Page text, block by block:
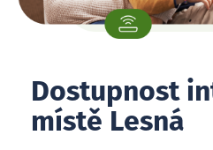
Dostupnost
místě Lesná